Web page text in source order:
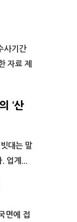
사기간
자료 제
‘산
대는 말
업계...
면에 접